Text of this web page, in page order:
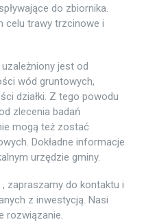
do zbiornika.
celu trawy trzcinowe i
jest od
wód gruntowych,
działki. Z tego powodu
zlecenia badań
mogą też zostać
Dokładne informacje
urzędzie gminy.
zapraszamy do kontaktu i
z inwestycją. Nasi
rozwiązanie.